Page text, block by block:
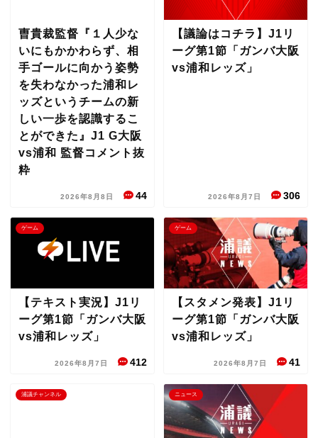
曺貴裁監督『１人少な
いにもかかわらず、相
手ゴールに向かう姿勢
を失わなかった浦和レ
ッズというチームの新
しい一歩を認識するこ
とができた』J1 G大阪
vs浦和 監督コメント抜
粋
2026年8月8日 44
【議論はコチラ】J1リ
ーグ第1節「ガンバ大阪
vs浦和レッズ」
2026年8月7日 306
ゲーム
【テキスト実況】J1リ
ーグ第1節「ガンバ大阪
vs浦和レッズ」
2026年8月7日 412
ゲーム
【スタメン発表】J1リ
ーグ第1節「ガンバ大阪
vs浦和レッズ」
2026年8月7日 41
浦議チャンネル ニュース